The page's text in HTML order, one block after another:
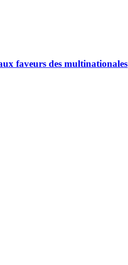
faveurs des multinationales